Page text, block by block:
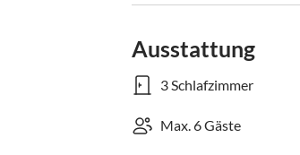
Ausstattung
3 Schlafzimmer
Max. 6 Gäste